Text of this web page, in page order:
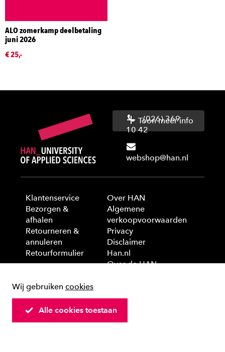
ALO zomerkamp deelbetaling
juni 2026
€ 25,-
(026) 369
10 42
webshop@han.nl
Toon meer info
Klantenservice
Bezorgen &
afhalen
Retourneren &
annuleren
Retourformulier
Over HAN
Algemene
verkoopvoorwaarden
Privacy
Disclaimer
Han.nl
Over de HAN
Wij gebruiken cookies
Alle cookies toestaan